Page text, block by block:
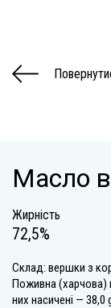
Масло
Жирність
72,5%
Склад: вершки з
Поживна (харчова)
них насичені — 38,0